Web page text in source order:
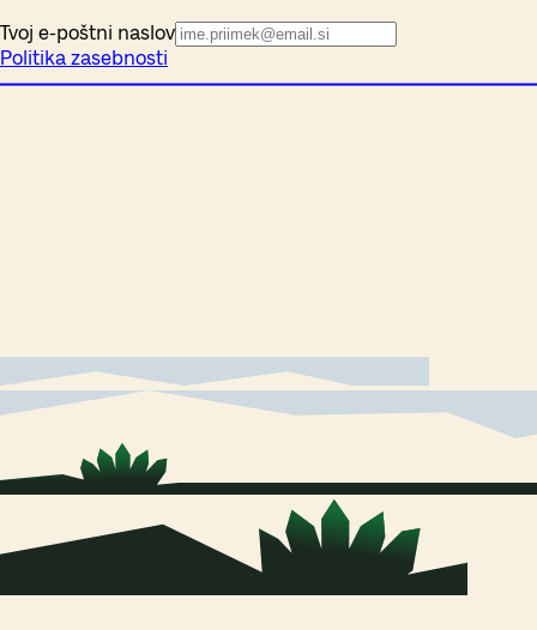
Tvoj e-poštni naslov
Politika zasebnosti